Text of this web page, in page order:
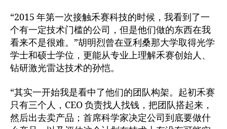
“2015 年第一次接触禾赛科技的时候，我看到了一
个有一定技术门槛的公司，但是他们做的东西在我
看来不是很难。”胡明烈曾在亚利桑那大学取得光学
学士和硕士学位，更能从专业上理解禾赛创始人、
钻研激光雷达技术的孙恺。
“其实一开始我是看中了他们的团队构架。起初禾赛
只有三个人，CEO 负责找人找钱，把团队搭起来，
然后出去卖产品；首席科学家决定公司到底要做什